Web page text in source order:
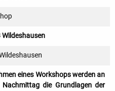
eines Workshops werden an
Nachmittag die Grundlagen der